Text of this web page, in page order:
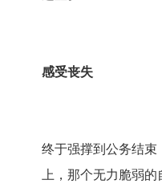
感受丧失
终于强撑到公务结
上，那个无力脆弱的